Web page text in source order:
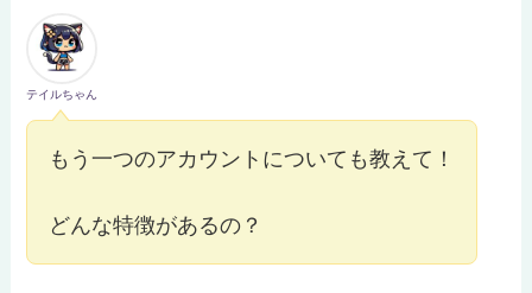
テイルちゃん
もう一つのアカウントについても教えて！
どんな特徴があるの？